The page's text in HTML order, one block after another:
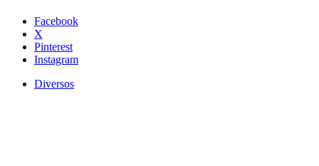
Facebook
X
Pinterest
Instagram
Diversos